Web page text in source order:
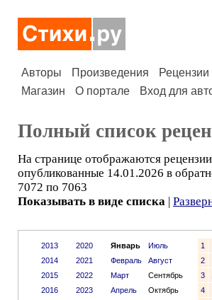
Авторы Произведения Рецензии
Магазин
О портале Вход для
Полный список
На странице отображаются
опубликованные 14.01.2026 в
7072 по 7063
Показывать в виде списка |
2013
2014
2015
2016
2020
2021
2022
2023
Январь
Июль
Февраль
Август
Март
Сентябрь
Апрель
Октябрь
1
2
3
4